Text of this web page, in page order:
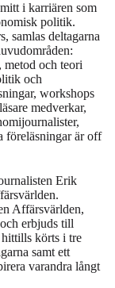
i karriären som
politik.
samlas deltagarna
och teori
och
workshops
medverkar,
föreläsningar är off
Erik
Affärsvärlden,
erbjuds till
körts i tre
samt ett
varandra långt